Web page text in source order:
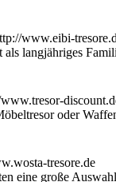
langjähriges
oder
eine große